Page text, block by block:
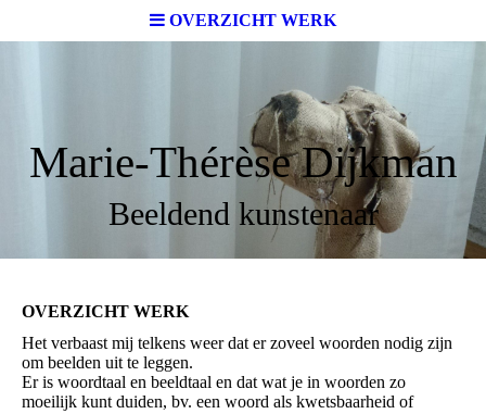
OVERZICHT WERK
Marie-Thérèse Dijkman
Beeldend kunstenaar
OVERZICHT WERK
Het verbaast mij telkens weer dat er zoveel woorden nodig zijn
om beelden uit te leggen.
Er is woordtaal en beeldtaal en dat wat je in woorden zo
moeilijk kunt duiden, bv. een woord als kwetsbaarheid of